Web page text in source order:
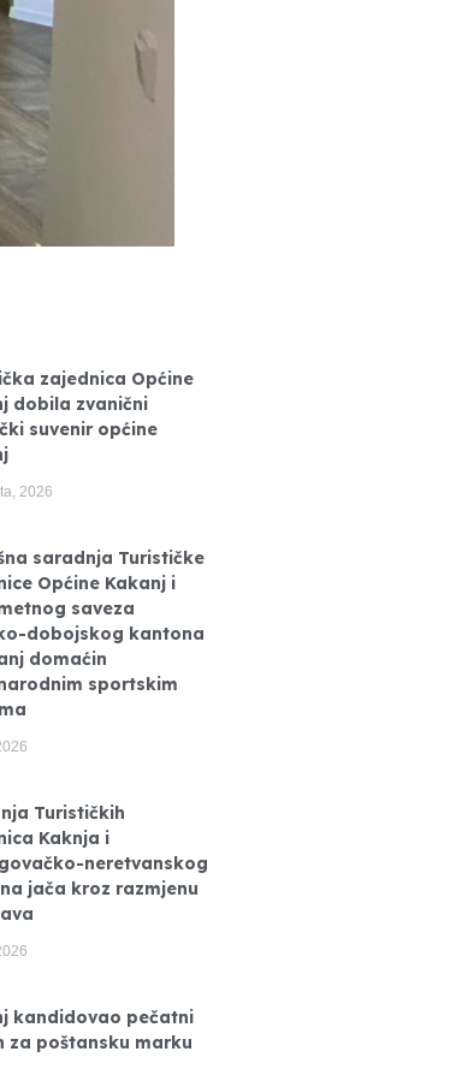
zajednica Općine
dobila zvanični
suvenir općine
2026
saradnja Turističke
Općine Kakanj i
saveza
dobojskog kantona
domaćin
sportskim
Turističkih
Kaknja i
neretvanskog
jača kroz razmjenu
kandidovao pečatni
za poštansku marku